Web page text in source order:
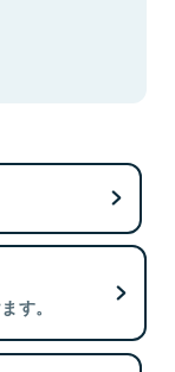
す。